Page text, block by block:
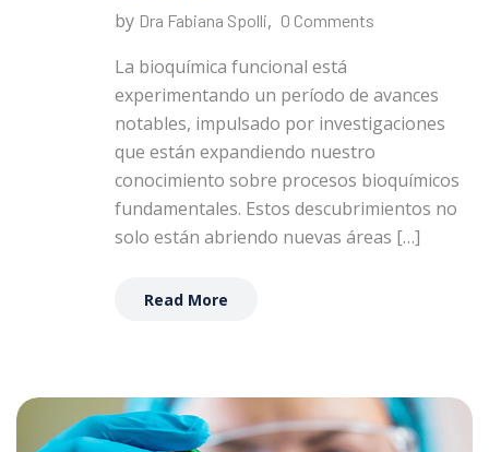
by Dra Fabiana Spolli, 0 Comments
La bioquímica funcional está
experimentando un período de avances
notables, impulsado por investigaciones
que están expandiendo nuestro
conocimiento sobre procesos bioquímicos
fundamentales. Estos descubrimientos no
solo están abriendo nuevas áreas […]
Read More